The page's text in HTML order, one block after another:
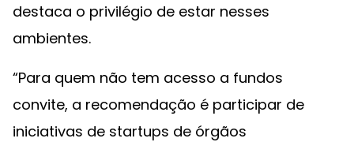
destaca o privilégio de estar nesses
ambientes.
“Para quem não tem acesso a fundos
convite, a recomendação é participar de
iniciativas de startups de órgãos